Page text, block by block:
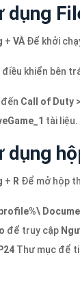
dụng
+ VÀ Để khởi
khiển bên
Call of Duty >
tài liệu.
dụng
+ R Để mở hộp
để truy cập
Thư mục để